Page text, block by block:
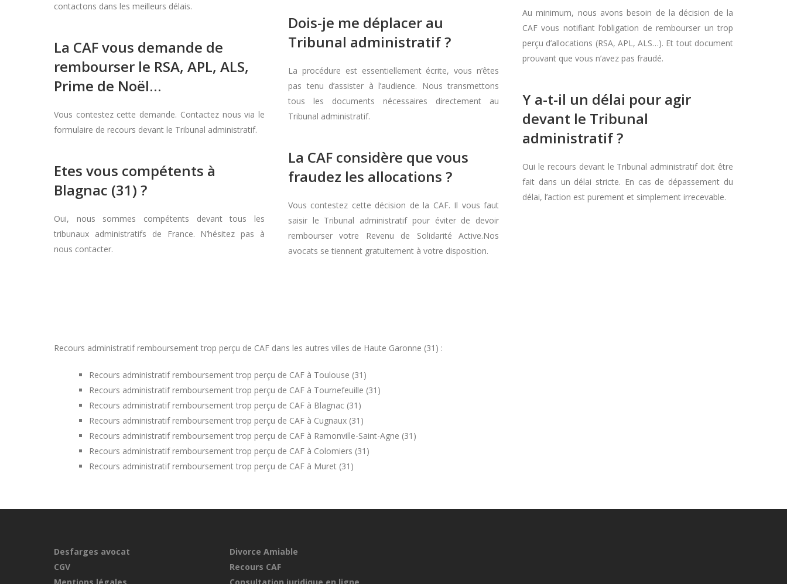
contactons dans les meilleurs délais.
La CAF vous demande de
rembourser le RSA, APL, ALS,
Prime de Noël…
Vous contestez cette demande. Contactez nous via le
formulaire de recours devant le Tribunal administratif.
Etes vous compétents à
Blagnac (31) ?
Oui, nous sommes compétents devant tous les
tribunaux administratifs de France. N’hésitez pas à
nous contacter.
Dois-je me déplacer au
Tribunal administratif ?
La procédure est essentiellement écrite, vous n’êtes
pas tenu d’assister à l’audience. Nous transmettons
tous les documents nécessaires directement au
Tribunal administratif.
La CAF considère que vous
fraudez les allocations ?
Vous contestez cette décision de la CAF. Il vous faut
saisir le Tribunal administratif pour éviter de devoir
rembourser votre Revenu de Solidarité Active.Nos
avocats se tiennent gratuitement à votre disposition.
Au minimum, nous avons besoin de la décision de la
CAF vous notifiant l’obligation de rembourser un trop
perçu d’allocations (RSA, APL, ALS…). Et tout document
prouvant que vous n’avez pas fraudé.
Y a-t-il un délai pour agir
devant le Tribunal
administratif ?
Oui le recours devant le Tribunal administratif doit être
fait dans un délai stricte. En cas de dépassement du
délai, l’action est purement et simplement irrecevable.
Recours administratif remboursement trop perçu de CAF dans les autres villes de Haute Garonne (31) :
Recours administratif remboursement trop perçu de CAF à Toulouse (31)
Recours administratif remboursement trop perçu de CAF à Tournefeuille (31)
Recours administratif remboursement trop perçu de CAF à Blagnac (31)
Recours administratif remboursement trop perçu de CAF à Cugnaux (31)
Recours administratif remboursement trop perçu de CAF à Ramonville-Saint-Agne (31)
Recours administratif remboursement trop perçu de CAF à Colomiers (31)
Recours administratif remboursement trop perçu de CAF à Muret (31)
Desfarges avocat
CGV
Divorce Amiable
Recours CAF